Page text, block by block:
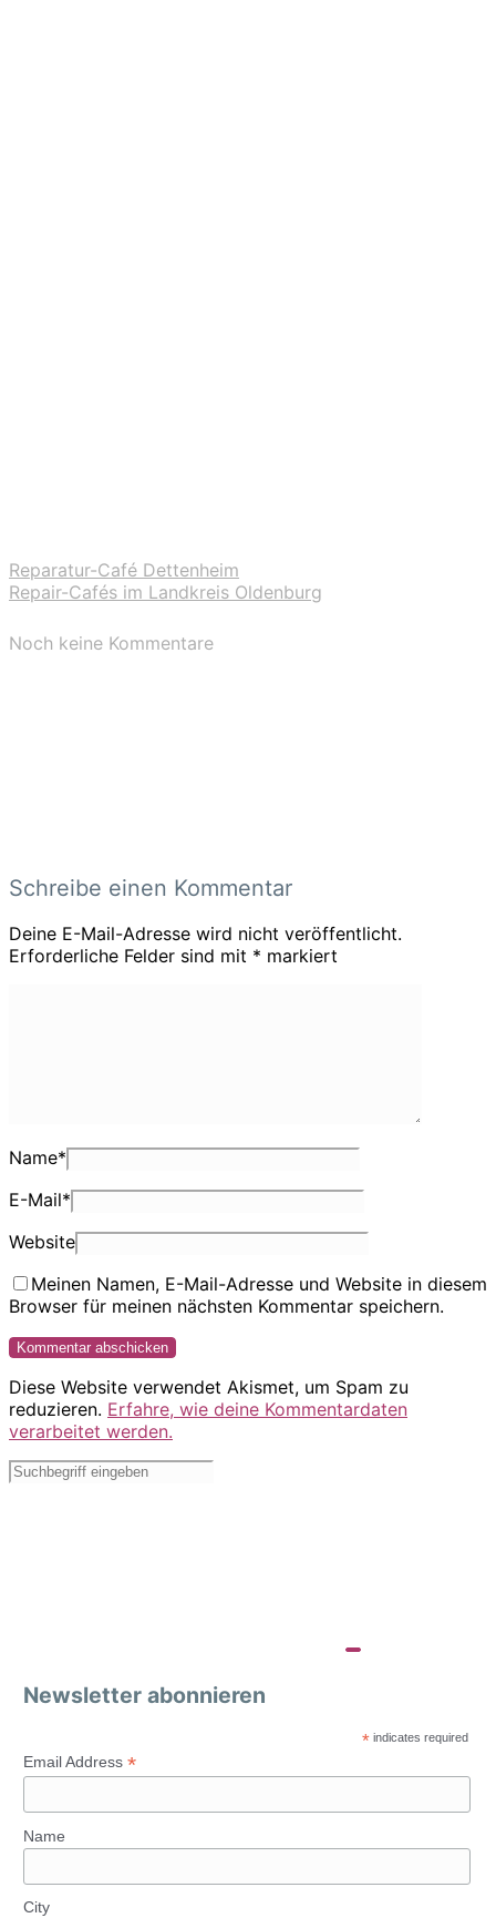
Reparatur-Café Dettenheim
Repair-Cafés im Landkreis Oldenburg
Noch keine Kommentare
Schreibe einen Kommentar
Deine E-Mail-Adresse wird nicht veröffentlicht.
Erforderliche Felder sind mit * markiert
Name*
E-Mail*
Website
Meinen Namen, E-Mail-Adresse und Website in diesem
Browser für meinen nächsten Kommentar speichern.
Diese Website verwendet Akismet, um Spam zu
reduzieren. Erfahre, wie deine Kommentardaten
verarbeitet werden.
Newsletter abonnieren
* indicates required
Email Address *
Name
City